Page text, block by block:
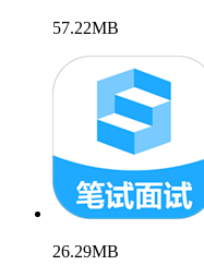
57.22MB
26.29MB